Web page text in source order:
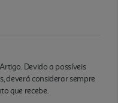
Devido a possíveis
deverá considerar sempre
que recebe.